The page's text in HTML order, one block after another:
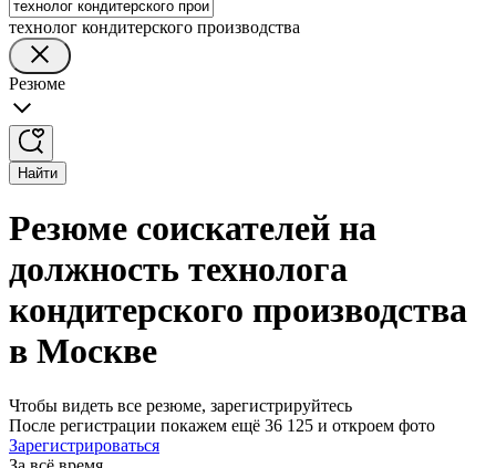
технолог кондитерского производства
Резюме
Найти
Резюме соискателей на
должность технолога
кондитерского производства
в Москве
Чтобы видеть все резюме, зарегистрируйтесь
После регистрации покажем ещё 36 125 и откроем фото
Зарегистрироваться